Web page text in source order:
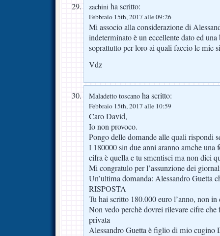
zachini ha scritto:
Febbraio 15th, 2017 alle 09:26
Mi associo alla considerazione di
indeterminato è un eccellente dato ed
soprattutto per loro ai quali faccio le mie
Vdz
Maladetto toscano ha scritto:
Febbraio 15th, 2017 alle 10:59
Caro David,
Io non provoco.
Pongo delle domande alle quali rispondi
I 180000 sin due anni aranno amche
cifra è quella e tu smentisci ma non dici
Mi congratulo per l’assunzione dei
Un’ultima domanda: Alessandro Guetta
RISPOSTA
Tu hai scritto 180.000 euro l’anno, non
Non vedo perchè dovrei rilevare cifre che
privata
Alessandro Guetta è figlio di mio cugino